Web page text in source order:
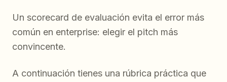
Un scorecard de evaluación evita el error más
común en enterprise: elegir el pitch más
convincente.
A continuación tienes una rúbrica práctica que